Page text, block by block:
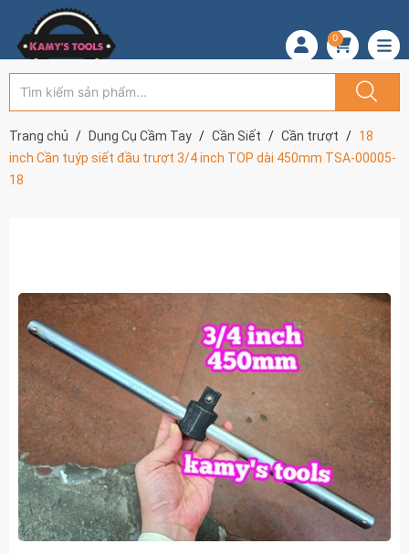
0
Trang chủ Dụng Cụ Cầm Tay Cần Siết Cần trượt
18
inch Cần tuýp siết đầu trượt 3/4 inch TOP dài 450mm TSA-00005-
18